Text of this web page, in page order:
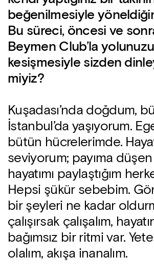
beğenilmesiyle
Bu süreci, öncesi ve
Beymen Club’la
kesişmesiyle sizden
miyiz?
Kuşadası’nda doğdum,
İstanbul’da yaşıyorum.
bütün hücrelerimde.
seviyorum; payıma
hayatımı paylaştığım
Hepsi şükür sebebim.
bir şeyleri ne kadar
çalışırsak çalışalım,
bağımsız bir ritmi var.
olalım, akışa inanalım.